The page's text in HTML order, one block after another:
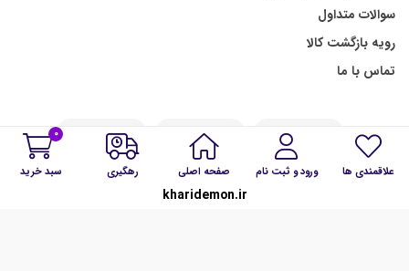
0
سبد خرید رهگیری صفحه اصلی ورود و ثبت نام علاقمندی ها
kharidemon.ir
سوالات متداول
رویه بازگشت کالا
تماس با ما